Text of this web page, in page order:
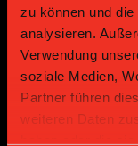
zu können und
analysieren.
Verwendung
soziale Medien,
Partner führen
weiteren Daten